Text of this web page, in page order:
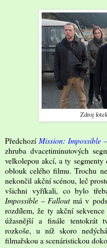
Zdroj
Předchozí Mission: Impossible
zhruba dvacetiminutových
velkolepou akcí, a ty
oblouk celého filmu. Trochu
nekončil akční scénou, leč
všichni vyříkali, co bylo
Impossible – Falloutmá v
rozdílem, že ty akční
úžasnější a finále tentokrát
rozkoše, u níž skoro
filmařskou a scenáristickou